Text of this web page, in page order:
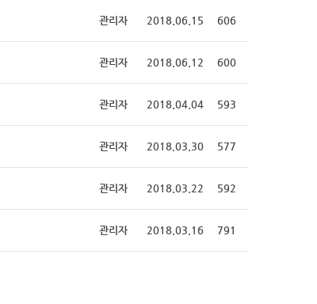
관리자 2018.06.15 606
관리자 2018.06.12 600
관리자 2018.04.04 593
관리자 2018.03.30 577
관리자 2018.03.22 592
관리자 2018.03.16 791